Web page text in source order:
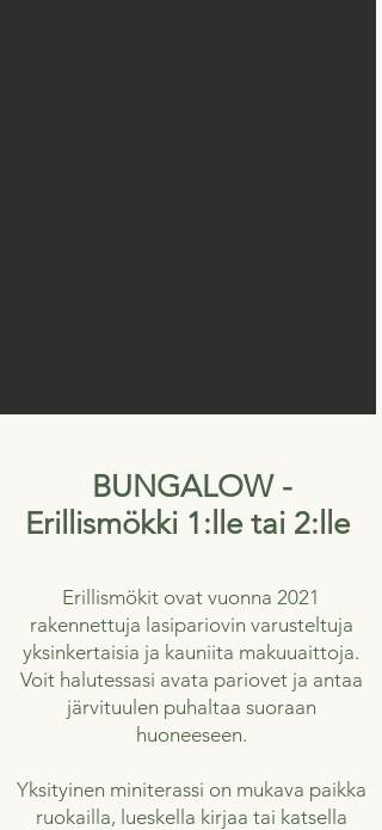
BUNGALOW -
Erillismökki 1:lle tai 2:lle
Erillismökit ovat vuonna 2021
rakennettuja lasipariovin varusteltuja
yksinkertaisia ja kauniita makuuaittoja.
Voit halutessasi avata pariovet ja antaa
järvituulen puhaltaa suoraan
huoneeseen.
Yksityinen miniterassi on mukava paikka
ruokailla, lueskella kirjaa tai katsella